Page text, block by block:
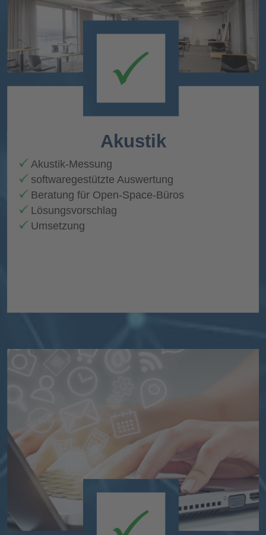
Akustik
Akustik-Messung
softwaregestützte Auswertung
Beratung für Open-Space-Büros
Lösungsvorschlag
Umsetzung